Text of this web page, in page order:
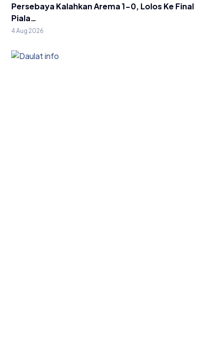
Persebaya Kalahkan Arema 1-0, Lolos Ke Final
Piala…
4 Aug 2026